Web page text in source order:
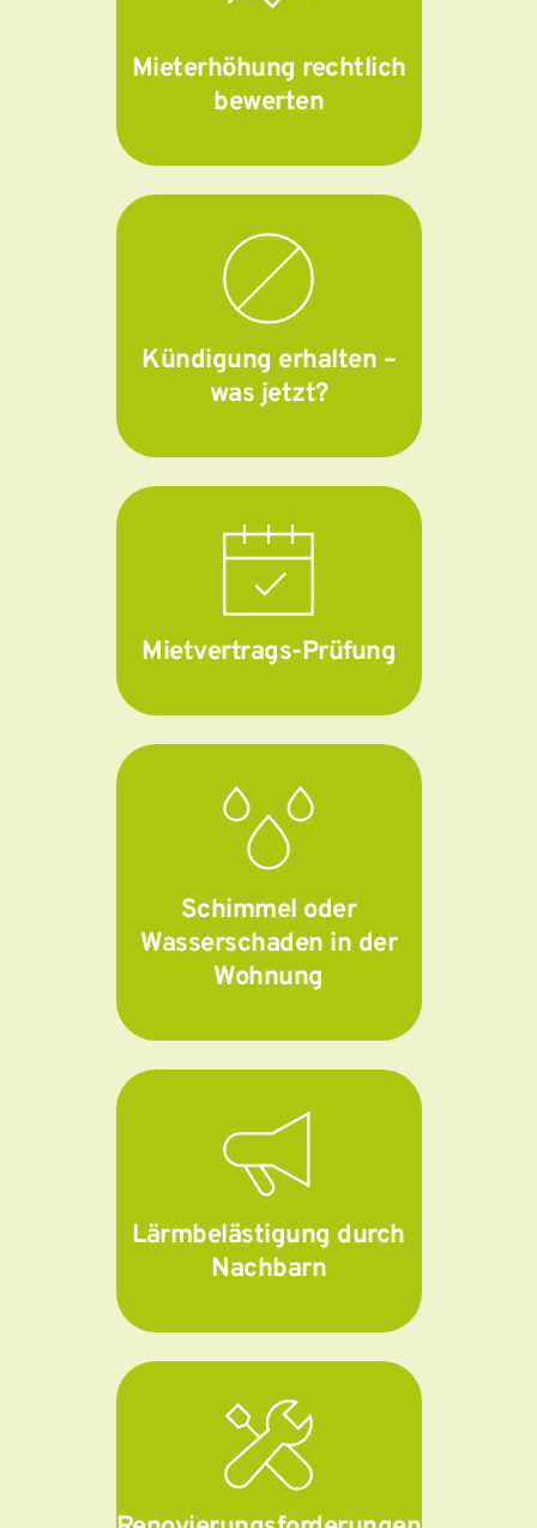
Mieterhöhung rechtlich
bewerten
Kündigung erhalten –
was jetzt?
Mietvertrags-Prüfung
Schimmel oder
Wasserschaden in der
Wohnung
Lärmbelästigung durch
Nachbarn